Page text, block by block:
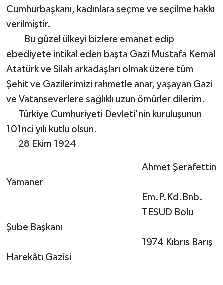
Cumhurbaşkanı, kadınlara seçme ve seçilme hakkı
verilmiştir.
Bu güzel ülkeyi bizlere emanet edip
ebediyete intikal eden başta Gazi Mustafa Kemal
Atatürk ve Silah arkadaşları olmak üzere tüm
Şehit ve Gazilerimizi rahmetle anar, yaşayan Gazi
ve Vatanseverlere sağlıklı uzun ömürler dilerim.
Türkiye Cumhuriyeti Devleti'nin kuruluşunun
101nci yılı kutlu olsun.
28 Ekim 1924
Ahmet Şerafettin
Yamaner
Em.P.Kd.Bnb.
TESUD Bolu
Şube Başkanı
1974 Kıbrıs Barış
Harekâtı Gazisi